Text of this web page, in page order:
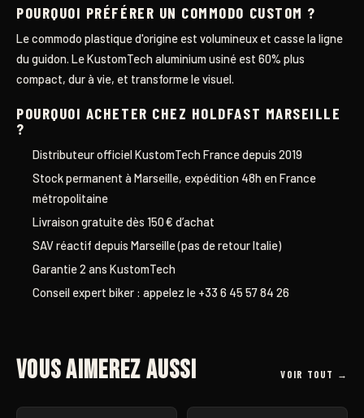
POURQUOI PRÉFÉRER UN COMMODO CUSTOM ?
Le commodo plastique d'origine est volumineux et casse la ligne
du guidon. Le KustomTech aluminium usiné est 60% plus
compact, dur à vie, et transforme le visuel.
POURQUOI ACHETER CHEZ HOLDFAST MARSEILLE
?
Distributeur officiel KustomTech France depuis 2019
Stock permanent à Marseille, expédition 48h en France
métropolitaine
Livraison gratuite dès 150 € d’achat
SAV réactif depuis Marseille (pas de retour Italie)
Garantie 2 ans KustomTech
Conseil expert biker : appelez le +33 6 45 57 84 26
Vous aimerez aussi VOIR TOUT →